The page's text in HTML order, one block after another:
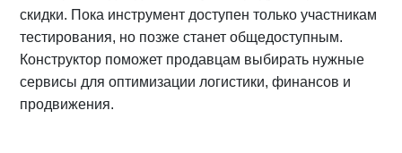
скидки. Пока инструмент доступен только участникам
тестирования, но позже станет общедоступным.
Конструктор поможет продавцам выбирать нужные
сервисы для оптимизации логистики, финансов и
продвижения.